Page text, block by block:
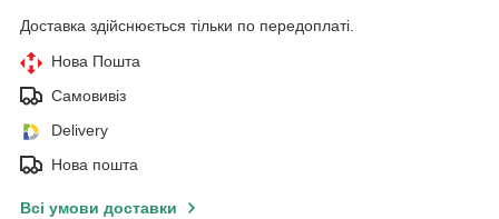
Доставка здійснюється тільки по передоплаті.
Нова Пошта
Самовивіз
Delivery
Нова пошта
Всі умови доставки